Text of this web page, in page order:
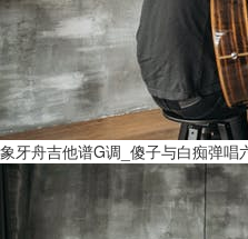
象牙舟吉他谱G调_傻子与白痴弹唱